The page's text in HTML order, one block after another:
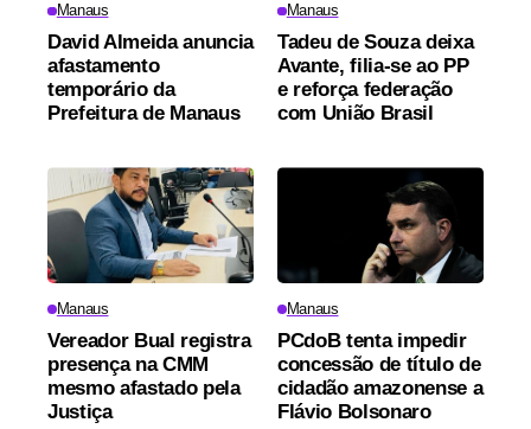
Manaus
David Almeida anuncia
afastamento
temporário da
Prefeitura de Manaus
Manaus
Tadeu de Souza deixa
Avante, filia-se ao PP
e reforça federação
com União Brasil
Manaus
Vereador Bual registra
presença na CMM
mesmo afastado pela
Justiça
Manaus
PCdoB tenta impedir
concessão de título de
cidadão amazonense a
Flávio Bolsonaro